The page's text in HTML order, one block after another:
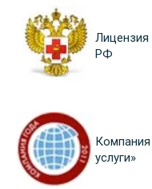
Лицензия
РФ
услуги»